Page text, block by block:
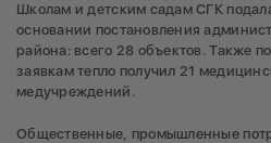
Школам и детским садам СГК
основании постановления
района: всего 28 объектов. Также
заявкам тепло получил 21
медучреждений.
Общественные, промышленные